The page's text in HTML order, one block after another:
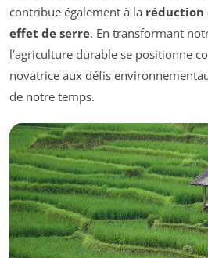
contribue également à la réduction
effet de serre. En transformant
l’agriculture durable se positionne
novatrice aux défis
de notre temps.